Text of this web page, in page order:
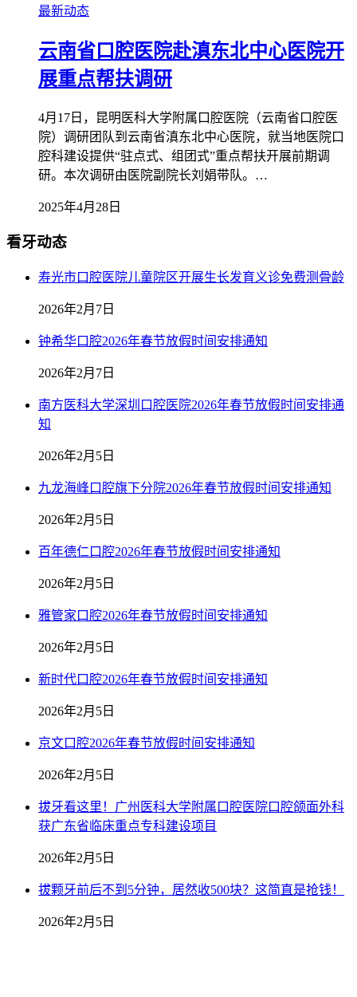
最新动态
云南省口腔医院赴滇东北中心医院开
展重点帮扶调研
4月17日，昆明医科大学附属口腔医院（云南省口腔医
院）调研团队到云南省滇东北中心医院，就当地医院口
腔科建设提供“驻点式、组团式”重点帮扶开展前期调
研。本次调研由医院副院长刘娟带队。…
2025年4月28日
看牙动态
寿光市口腔医院儿童院区开展生长发育义诊免费测骨龄
2026年2月7日
钟希华口腔2026年春节放假时间安排通知
2026年2月7日
南方医科大学深圳口腔医院2026年春节放假时间安排通
知
2026年2月5日
九龙海峰口腔旗下分院2026年春节放假时间安排通知
2026年2月5日
百年德仁口腔2026年春节放假时间安排通知
2026年2月5日
雅管家口腔2026年春节放假时间安排通知
2026年2月5日
新时代口腔2026年春节放假时间安排通知
2026年2月5日
京文口腔2026年春节放假时间安排通知
2026年2月5日
拔牙看这里！广州医科大学附属口腔医院口腔颌面外科
获广东省临床重点专科建设项目
2026年2月5日
拔颗牙前后不到5分钟，居然收500块？这简直是抢钱！
2026年2月5日